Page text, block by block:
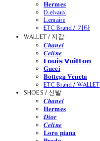
𝐇𝐞𝐫𝐦𝐞𝐬
D.elvaux
L.emaire
ETC Brand / 기타
WALLET / 지갑
𝑪𝒉𝒂𝒏𝒆𝒍
𝑪𝒆𝒍𝒊𝒏𝒆
𝗟𝗼𝘂𝗶𝘀 𝗩𝘂𝗶𝘁𝘁𝗼𝗻
𝐆𝐮𝐜𝐜𝐢
𝐁𝐨𝐭𝐭𝐞𝐠𝐚 𝐕𝐞𝐧𝐞𝐭𝐚
ETC Brand / WALLET
SHOES / 신발
𝑪𝒉𝒂𝒏𝒆𝒍
𝐇𝐞𝐫𝐦𝐞𝐬
𝑫𝒊𝒐𝒓
𝑪𝒆𝒍𝒊𝒏𝒆
𝐋𝐨𝐫𝐨 𝐩𝐢𝐚𝐧𝐚